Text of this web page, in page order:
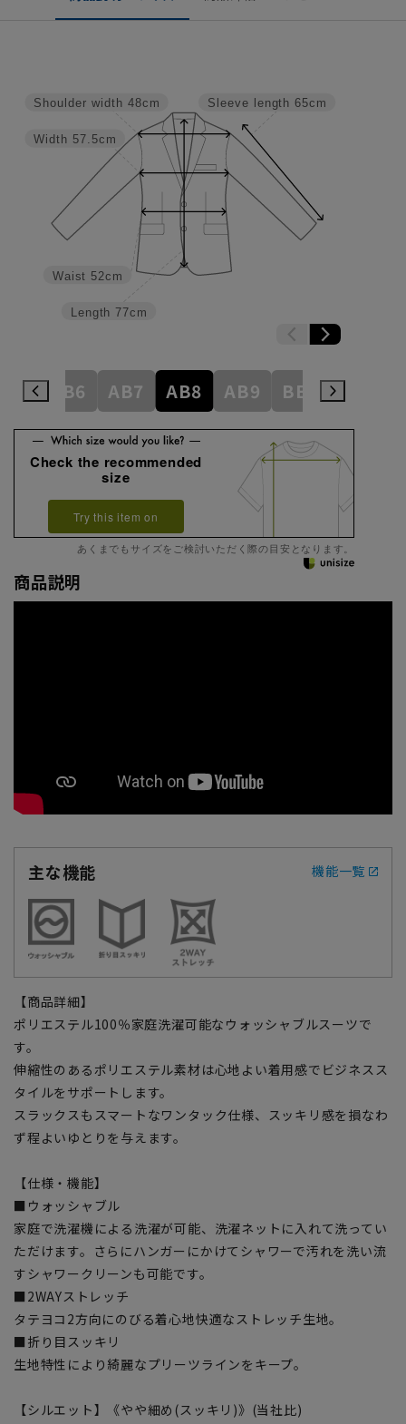
Sleeve length 65cm
Length 77cm
Waist 52cm
Width 57.5cm
Shoulder width 48cm
AB6 AB7 AB8 AB9 BE3 BE4
Check the recommended
size
Try this item on
あくまでもサイズをご検討いただく際の目安となります。
商品説明
主な機能 機能一覧
【商品詳細】
ポリエステル100％家庭洗濯可能なウォッシャブルスーツで
す。
伸縮性のあるポリエステル素材は心地よい着用感でビジネスス
タイルをサポートします。
スラックスもスマートなワンタック仕様、スッキリ感を損なわ
ず程よいゆとりを与えます。
【仕様・機能】
■ウォッシャブル
家庭で洗濯機による洗濯が可能、洗濯ネットに入れて洗ってい
ただけます。さらにハンガーにかけてシャワーで汚れを洗い流
すシャワークリーンも可能です。
■2WAYストレッチ
タテヨコ2方向にのびる着心地快適なストレッチ生地。
■折り目スッキリ
生地特性により綺麗なプリーツラインをキープ。
【シルエット】《やや細め(スッキリ)》(当社比)